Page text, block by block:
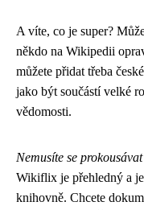
A víte, co je super?
někdo na Wikipedii
můžete přidat třeba
jako být součástí velké
vědomosti.
Nemusíte se
Wikiflix je přehledný a
knihovně. Chcete